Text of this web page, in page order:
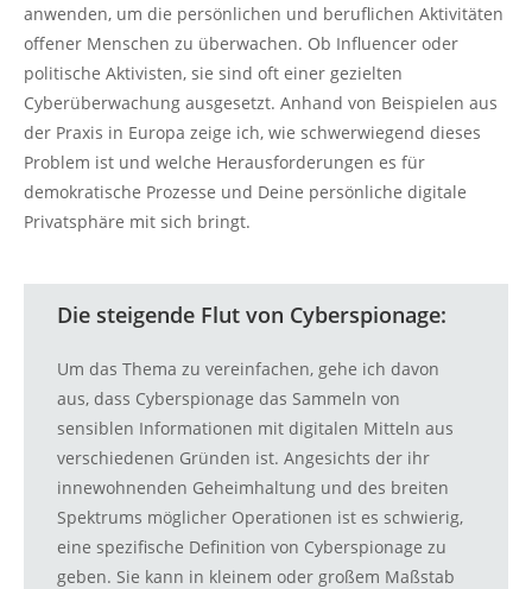
anwenden, um die persönlichen und beruflichen Aktivitäten
offener Menschen zu überwachen. Ob Influencer oder
politische Aktivisten, sie sind oft einer gezielten
Cyberüberwachung ausgesetzt. Anhand von Beispielen aus
der Praxis in Europa zeige ich, wie schwerwiegend dieses
Problem ist und welche Herausforderungen es für
demokratische Prozesse und Deine persönliche digitale
Privatsphäre mit sich bringt.
Die steigende Flut von Cyberspionage:
Um das Thema zu vereinfachen, gehe ich davon
aus, dass Cyberspionage das Sammeln von
sensiblen Informationen mit digitalen Mitteln aus
verschiedenen Gründen ist. Angesichts der ihr
innewohnenden Geheimhaltung und des breiten
Spektrums möglicher Operationen ist es schwierig,
eine spezifische Definition von Cyberspionage zu
geben. Sie kann in kleinem oder großem Maßstab